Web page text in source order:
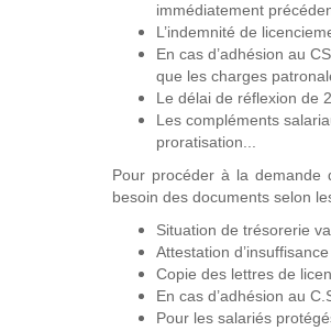
immédiatement
L’indemnité de
En cas d’adhésion au
que les charges
Le délai de réflexion de
Les compléments
proratisation...
Pour procéder à la demande
besoin des documents selon
Situation de trésorerie
Attestation
Copie des lettres de
En cas d’adhésion au
Pour les salariés